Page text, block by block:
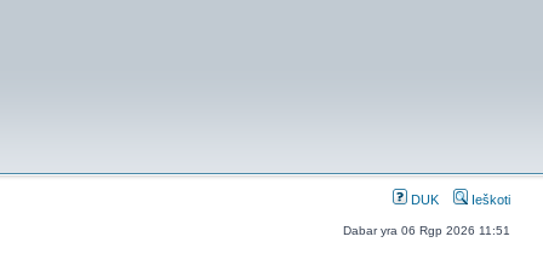
DUK Ieškoti
Dabar yra 06 Rgp 2026 11:51